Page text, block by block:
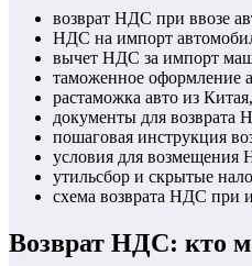
возврат НДС при ввозе
НДС на импорт
вычет НДС за импорт
таможенное оформление
растаможка авто из
документы для возврата
пошаговая инструкция
условия для возмещения
утильсбор и скрытые
схема возврата НДС при
Возврат НДС: кто